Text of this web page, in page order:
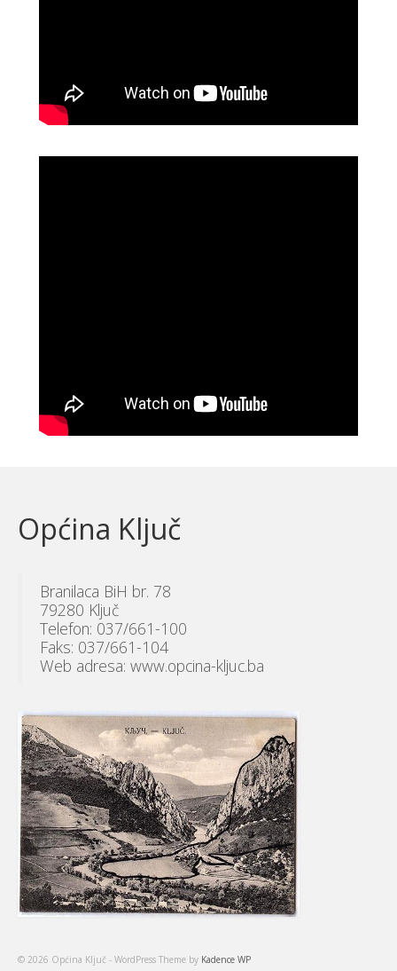
Općina Ključ
Branilaca BiH br. 78
79280 Ključ
Telefon: 037/661-100
Faks: 037/661-104
Web adresa: www.opcina-kljuc.ba
© 2026 Općina Ključ - WordPress Theme by Kadence WP